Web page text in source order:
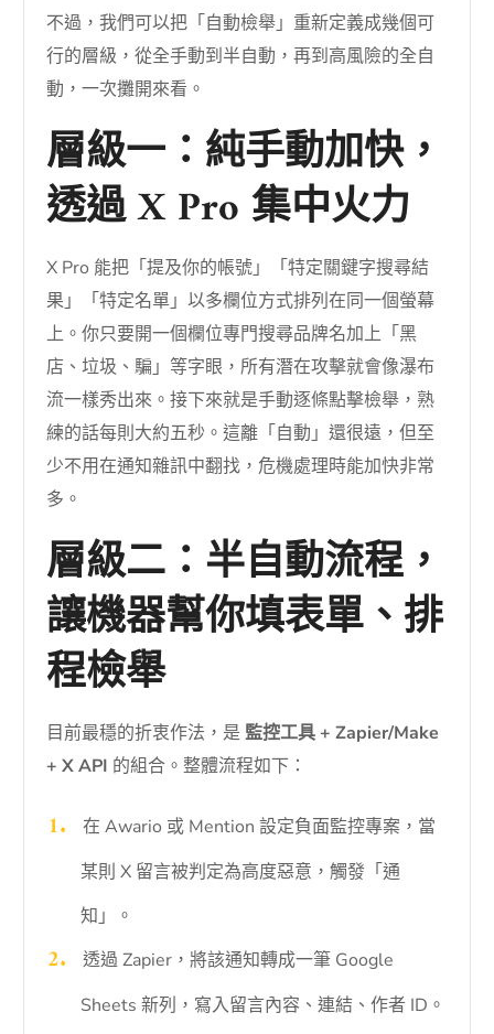
不過，我們可以把「自動檢舉」重新定義成幾個可
行的層級，從全手動到半自動，再到高風險的全自
動，一次攤開來看。
層級一：純手動加快，
透過 X Pro 集中火力
X Pro 能把「提及你的帳號」「特定關鍵字搜尋結
果」「特定名單」以多欄位方式排列在同一個螢幕
上。你只要開一個欄位專門搜尋品牌名加上「黑
店、垃圾、騙」等字眼，所有潛在攻擊就會像瀑布
流一樣秀出來。接下來就是手動逐條點擊檢舉，熟
練的話每則大約五秒。這離「自動」還很遠，但至
少不用在通知雜訊中翻找，危機處理時能加快非常
多。
層級二：半自動流程，
讓機器幫你填表單、排
程檢舉
目前最穩的折衷作法，是監控工具 + Zapier/Make
+ X API 的組合。整體流程如下：
在 Awario 或 Mention 設定負面監控專案，當
某則 X 留言被判定為高度惡意，觸發「通
知」。
透過 Zapier，將該通知轉成一筆 Google
Sheets 新列，寫入留言內容、連結、作者 ID。